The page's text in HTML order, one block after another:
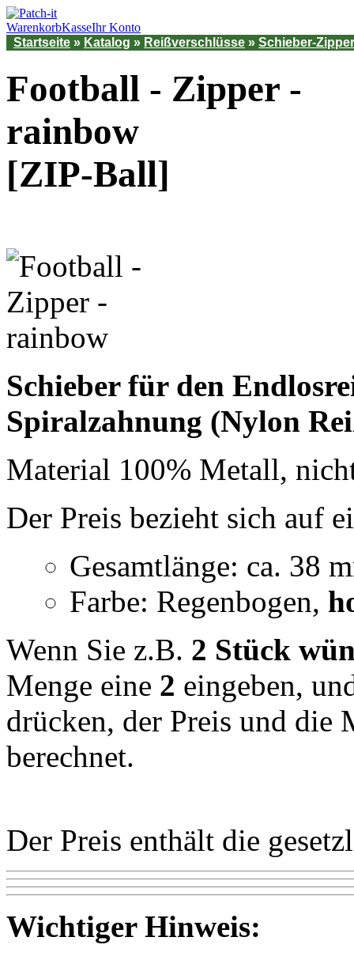
WarenkorbKasseIhr Konto
Startseite » Katalog » Reißverschlüsse » Schieber-
Football - Zipper -
rainbow
[ZIP-Ball]
Schieber für den
Spiralzahnung (Nylon
Material 100% Metall,
Der Preis bezieht sich auf
Gesamtlänge: ca. 38
Farbe: Regenbogen,
Wenn Sie z.B. 2 Stück
Menge eine 2 eingeben,
drücken, der Preis und die
berechnet.
Der Preis enthält die
Wichtiger Hinweis: